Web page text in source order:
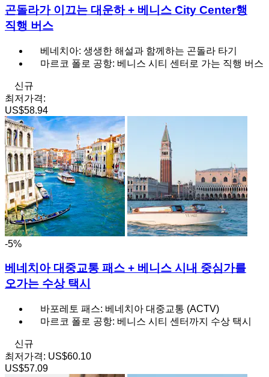
곤돌라가 이끄는 대운하 + 베니스 City Center행
직행 버스
베네치아: 생생한 해설과 함께하는 곤돌라 타기
마르코 폴로 공항: 베니스 시티 센터로 가는 직행 버스
신규
최저가격:
US$58.94
-5%
베네치아 대중교통 패스 + 베니스 시내 중심가를
오가는 수상 택시
바포레토 패스: 베네치아 대중교통 (ACTV)
마르코 폴로 공항: 베니스 시티 센터까지 수상 택시
신규
최저가격: US$60.10
US$57.09